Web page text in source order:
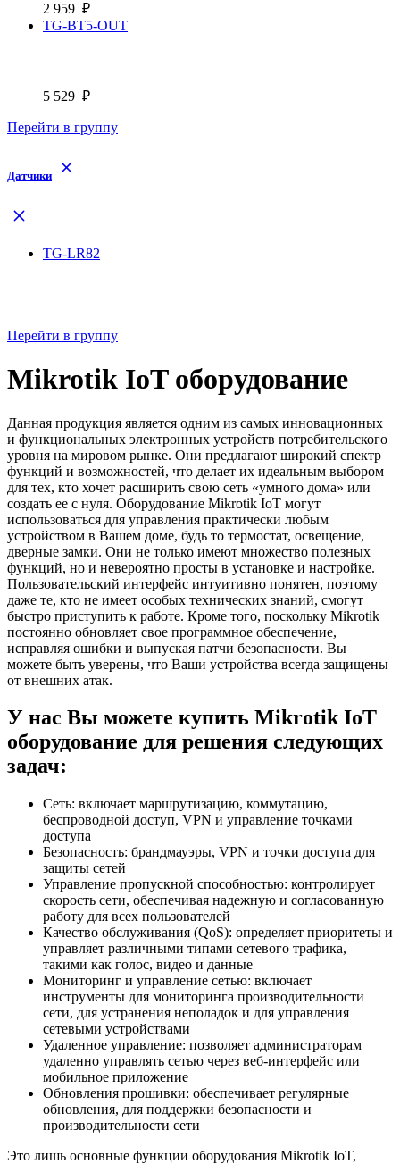
2 959 ₽
TG-BT5-OUT
5 529 ₽
Перейти в группу
Датчики
TG-LR82
Перейти в группу
Mikrotik IoT оборудование
Данная продукция является одним из самых инновационных
и функциональных электронных устройств потребительского
уровня на мировом рынке. Они предлагают широкий спектр
функций и возможностей, что делает их идеальным выбором
для тех, кто хочет расширить свою сеть «умного дома» или
создать ее с нуля. Оборудование Mikrotik IoT могут
использоваться для управления практически любым
устройством в Вашем доме, будь то термостат, освещение,
дверные замки. Они не только имеют множество полезных
функций, но и невероятно просты в установке и настройке.
Пользовательский интерфейс интуитивно понятен, поэтому
даже те, кто не имеет особых технических знаний, смогут
быстро приступить к работе. Кроме того, поскольку Mikrotik
постоянно обновляет свое программное обеспечение,
исправляя ошибки и выпуская патчи безопасности. Вы
можете быть уверены, что Ваши устройства всегда защищены
от внешних атак.
У нас Вы можете купить Mikrotik IoT
оборудование для решения следующих
задач:
Сеть: включает маршрутизацию, коммутацию,
беспроводной доступ, VPN и управление точками
доступа
Безопасность: брандмауэры, VPN и точки доступа для
защиты сетей
Управление пропускной способностью: контролирует
скорость сети, обеспечивая надежную и согласованную
работу для всех пользователей
Качество обслуживания (QoS): определяет приоритеты и
управляет различными типами сетевого трафика,
такими как голос, видео и данные
Мониторинг и управление сетью: включает
инструменты для мониторинга производительности
сети, для устранения неполадок и для управления
сетевыми устройствами
Удаленное управление: позволяет администраторам
удаленно управлять сетью через веб-интерфейс или
мобильное приложение
Обновления прошивки: обеспечивает регулярные
обновления, для поддержки безопасности и
производительности сети
Это лишь основные функции оборудования Mikrotik IoT,